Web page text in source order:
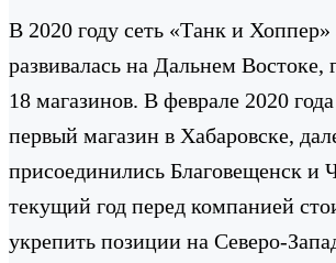
В 2020 году сеть «Танк и Хоппер»
развивалась на Дальнем Востоке,
18 магазинов. В феврале 2020
первый магазин в Хабаровске,
присоединились Благовещенск и
текущий год перед компанией
укрепить позиции на Северо-